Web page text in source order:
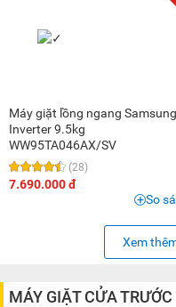
Máy giặt lồng ngang Samsung
Inverter 9.5kg
WW95TA046AX/SV
(28)
7.690.000 đ
So
Xem
MÁY GIẶT CỬA TRƯỚC